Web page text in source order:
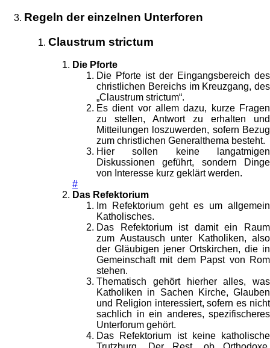
Regeln der einzelnen Unterforen
Claustrum strictum
Die Pforte
Die Pforte ist der Eingangsbereich des
christlichen Bereichs im Kreuzgang, des
„Claustrum strictum“.
Es dient vor allem dazu, kurze Fragen
zu stellen, Antwort zu erhalten und
Mitteilungen loszuwerden, sofern Bezug
zum christlichen Generalthema besteht.
Hier sollen keine langatmigen
Diskussionen geführt, sondern Dinge
von Interesse kurz geklärt werden.
#
Das Refektorium
Im Refektorium geht es um allgemein
Katholisches.
Das Refektorium ist damit ein Raum
zum Austausch unter Katholiken, also
der Gläubigen jener Ortskirchen, die in
Gemeinschaft mit dem Papst von Rom
stehen.
Thematisch gehört hierher alles, was
Katholiken in Sachen Kirche, Glauben
und Religion interessiert, sofern es nicht
sachlich in ein anderes, spezifischeres
Unterforum gehört.
Das Refektorium ist keine katholische